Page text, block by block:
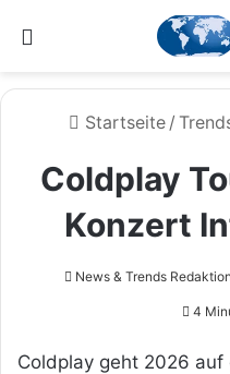
Startseite /
Coldplay
Konzert
News & Trends Redaktion
4
Coldplay geht 2026 auf